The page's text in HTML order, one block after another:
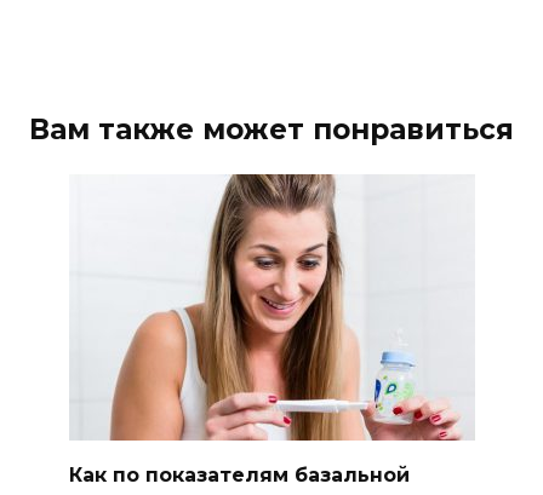
Вам также может понравиться
Как по показателям базальной